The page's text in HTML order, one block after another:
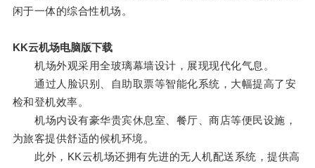
闲于一体的综合性机场。
KK云机场电脑版下载
机场外观采用全玻璃幕墙设计，展现现代化气息。
通过人脸识别、自助取票等智能化系统，大幅提高了安
检和登机效率。
机场内设有豪华贵宾休息室、餐厅、商店等便民设施，
为旅客提供舒适的候机环境。
此外，KK云机场还拥有先进的无人机配送系统，提供高